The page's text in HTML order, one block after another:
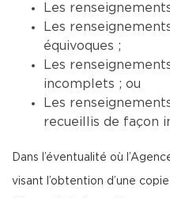
Les
Les
équivoques ;
Les
incomplets ; ou
Les
recueillis de façon
Dans l’éventualité où
visant l’obtention d’une